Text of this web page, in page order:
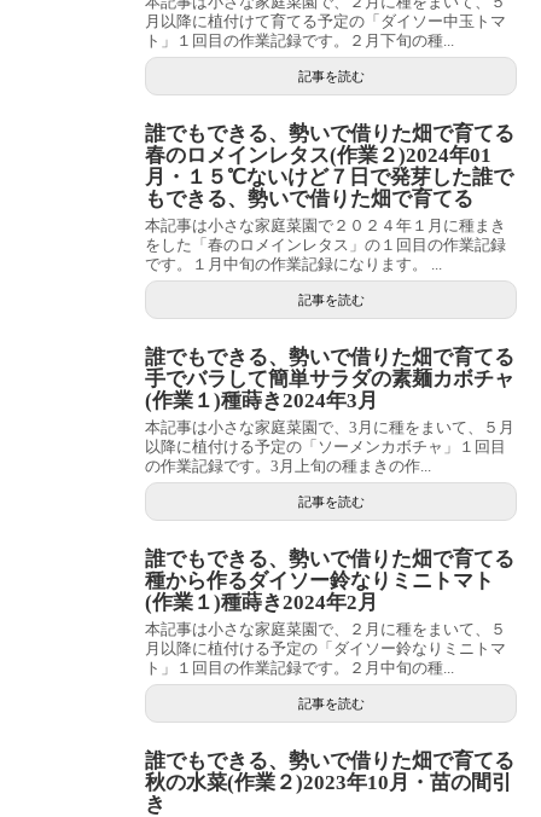
月以降に植付けて育てる予定の「ダイソー中玉トマ
ト」１回目の作業記録です。２月下旬の種...
記事を読む
誰でもできる、勢いで借りた畑で育てる
春のロメインレタス(作業２)2024年01
月・１５℃ないけど７日で発芽した誰で
もできる、勢いで借りた畑で育てる
本記事は小さな家庭菜園で２０２４年１月に種まき
をした「春のロメインレタス」の１回目の作業記録
です。１月中旬の作業記録になります。 ...
記事を読む
誰でもできる、勢いで借りた畑で育てる
手でバラして簡単サラダの素麺カボチャ
(作業１)種蒔き2024年3月
本記事は小さな家庭菜園で、3月に種をまいて、５月
以降に植付ける予定の「ソーメンカボチャ」１回目
の作業記録です。3月上旬の種まきの作...
記事を読む
誰でもできる、勢いで借りた畑で育てる
種から作るダイソー鈴なりミニトマト
(作業１)種蒔き2024年2月
本記事は小さな家庭菜園で、２月に種をまいて、５
月以降に植付ける予定の「ダイソー鈴なりミニトマ
ト」１回目の作業記録です。２月中旬の種...
記事を読む
誰でもできる、勢いで借りた畑で育てる
秋の水菜(作業２)2023年10月・苗の間引
き